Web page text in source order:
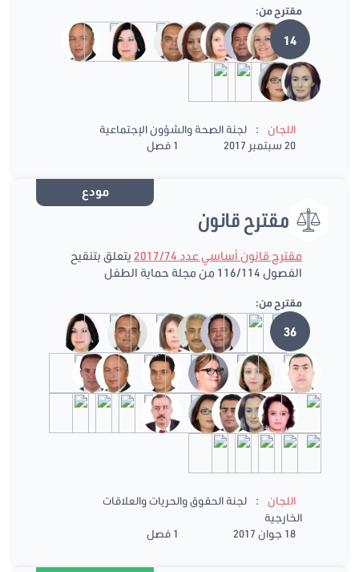
مقترح من:
14
اللجان :
لجنة الصحة والشؤون الإجتماعية
20 سبتمبر 2017
1 فصل
مودع
مقترح قانون
مقترح قانون أساسي عدد 2017/74
يتعلق بتنقيح
الفصول 116/114 من مجلة حماية الطفل
مقترح من:
36
اللجان :
لجنة الحقوق والحريات والعلاقات
الخارجية
18 جوان 2017
1 فصل